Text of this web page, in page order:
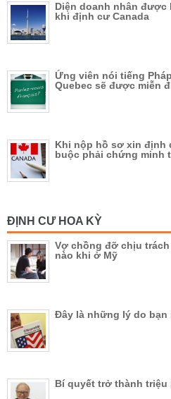
Diện doanh nhân
khi định cư Canada
Ứng viên nói tiếng
Quebec sẽ được miễn
Khi nộp hồ sơ xin định
buộc phải chứng minh
ĐỊNH CƯ HOA KỲ
Vợ chồng đỡ chịu
nào khi ở Mỹ
Đây là những lý do bạn
Bí quyết trở thành triệu